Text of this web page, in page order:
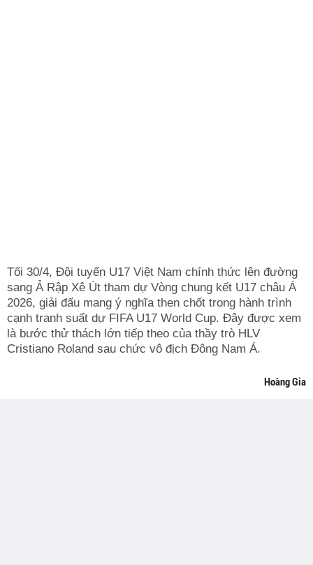
Tối 30/4, Đội tuyển U17 Việt Nam chính thức lên đường
sang Ả Rập Xê Út tham dự Vòng chung kết U17 châu Á
2026, giải đấu mang ý nghĩa then chốt trong hành trình
cạnh tranh suất dự FIFA U17 World Cup. Đây được xem
là bước thử thách lớn tiếp theo của thầy trò HLV
Cristiano Roland sau chức vô địch Đông Nam Á.
Hoàng Gia